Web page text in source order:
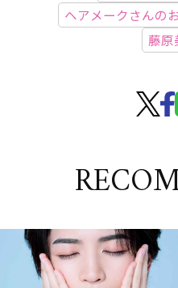
ヘアメークさんの
藤原